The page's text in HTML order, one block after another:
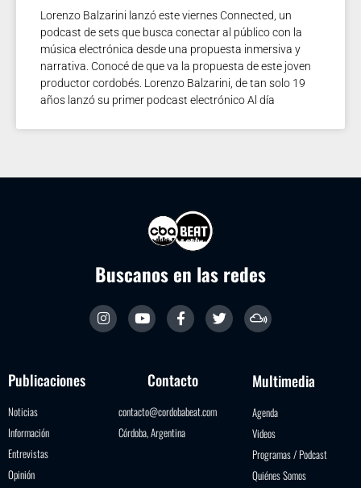
Lorenzo Balzarini lanzó este viernes Connected, un
podcast de sets que busca conectar al público con la
música electrónica desde una propuesta inmersiva y
narrativa. Conocé de que va la propuesta de este joven
productor cordobés. Lorenzo Balzarini, de tan solo 19
años lanzó su primer podcast electrónico Al día
Buscanos en las redes
Publicaciones
Noticias
Información
Entrevistas
Opinión
Contacto
contacto@cordobabeat.com
Córdoba, Argentina
Multimedia
Agenda
Videos
Programas / Podcast
Quiénes Somos